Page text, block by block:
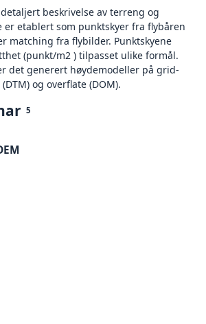
beskrivelse av terreng og
er etablert som punktskyer fra flybåren
matching fra flybilder. Punktskyene
(punkt/m2 ) tilpasset ulike formål.
det generert høydemodeller på grid-
og overflate (DOM).
5